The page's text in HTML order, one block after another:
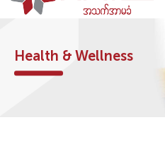
Health & Wellness